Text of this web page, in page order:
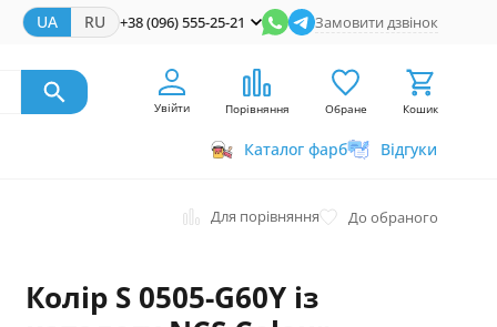
UA RU +38 (096) 555-25-21 Замовити дзвінок
Увійти Порівняння Обране Кошик
Каталог фарб Відгуки
Для порівняння До обраного
Колір S 0505-G60Y із